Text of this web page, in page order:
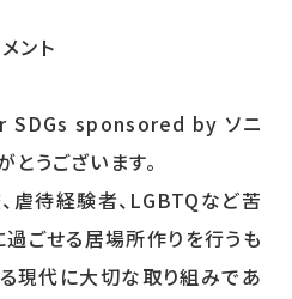
ント
SDGs sponsored by ソニ
うございます。
虐待経験者、 LGBTQなど苦
ごせる居場所作りを行うも
現代に大切な取り組みであ